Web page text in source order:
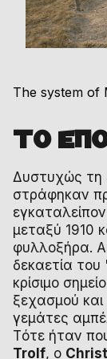
The system of
ΤΟ
Δυστυχώς τη
στράφηκαν
μεταξύ 1910
φυλλοξήρα.
δεκαετία
κρίσιμο
ξεχασμού
γεμάτες
Tότε ήταν
Trolf, ο